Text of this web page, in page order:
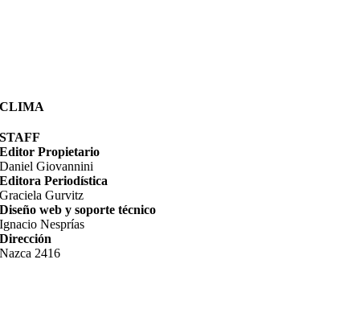
CLIMA
STAFF
Editor Propietario
Daniel Giovannini
Editora Periodística
Graciela Gurvitz
Diseño web y soporte técnico
Ignacio Nesprías
Dirección
Nazca 2416